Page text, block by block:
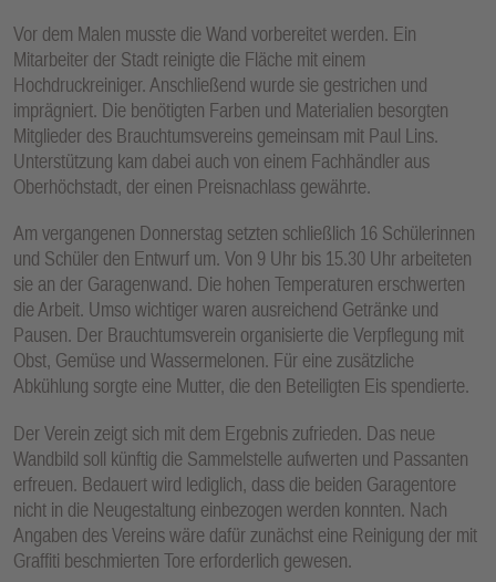
Vor dem Malen musste die Wand vorbereitet werden. Ein
Mitarbeiter der Stadt reinigte die Fläche mit einem
Hochdruckreiniger. Anschließend wurde sie gestrichen und
imprägniert. Die benötigten Farben und Materialien besorgten
Mitglieder des Brauchtumsvereins gemeinsam mit Paul Lins.
Unterstützung kam dabei auch von einem Fachhändler aus
Oberhöchstadt, der einen Preisnachlass gewährte.
Am vergangenen Donnerstag setzten schließlich 16 Schülerinnen
und Schüler den Entwurf um. Von 9 Uhr bis 15.30 Uhr arbeiteten
sie an der Garagenwand. Die hohen Temperaturen erschwerten
die Arbeit. Umso wichtiger waren ausreichend Getränke und
Pausen. Der Brauchtumsverein organisierte die Verpflegung mit
Obst, Gemüse und Wassermelonen. Für eine zusätzliche
Abkühlung sorgte eine Mutter, die den Beteiligten Eis spendierte.
Der Verein zeigt sich mit dem Ergebnis zufrieden. Das neue
Wandbild soll künftig die Sammelstelle aufwerten und Passanten
erfreuen. Bedauert wird lediglich, dass die beiden Garagentore
nicht in die Neugestaltung einbezogen werden konnten. Nach
Angaben des Vereins wäre dafür zunächst eine Reinigung der mit
Graffiti beschmierten Tore erforderlich gewesen.